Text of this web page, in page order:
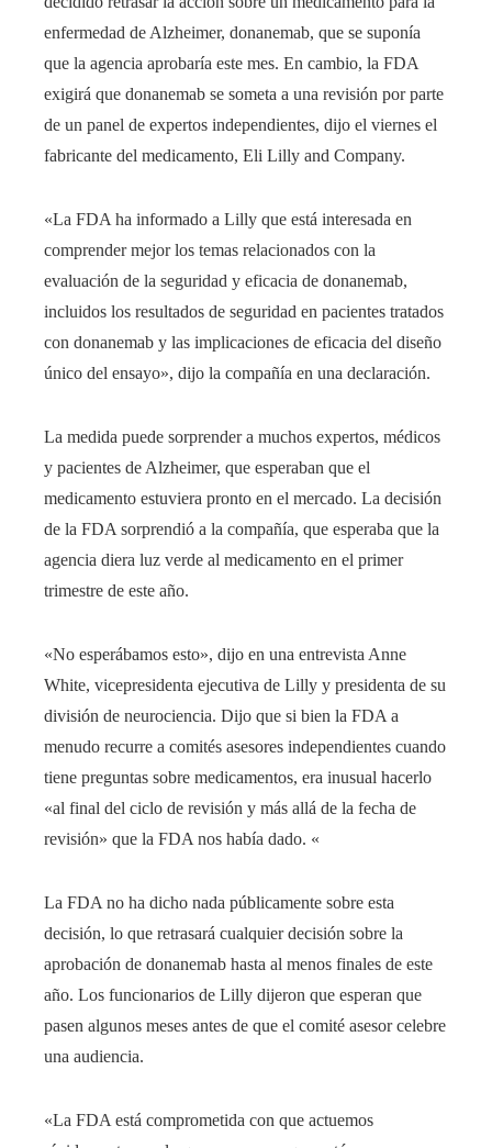
enfermedad de Alzheimer, donanemab, que se suponía
que la agencia aprobaría este mes. En cambio, la FDA
exigirá que donanemab se someta a una revisión por parte
de un panel de expertos independientes, dijo el viernes el
fabricante del medicamento, Eli Lilly and Company.
«La FDA ha informado a Lilly que está interesada en
comprender mejor los temas relacionados con la
evaluación de la seguridad y eficacia de donanemab,
incluidos los resultados de seguridad en pacientes tratados
con donanemab y las implicaciones de eficacia del diseño
único del ensayo», dijo la compañía en una declaración.
La medida puede sorprender a muchos expertos, médicos
y pacientes de Alzheimer, que esperaban que el
medicamento estuviera pronto en el mercado. La decisión
de la FDA sorprendió a la compañía, que esperaba que la
agencia diera luz verde al medicamento en el primer
trimestre de este año.
«No esperábamos esto», dijo en una entrevista Anne
White, vicepresidenta ejecutiva de Lilly y presidenta de su
división de neurociencia. Dijo que si bien la FDA a
menudo recurre a comités asesores independientes cuando
tiene preguntas sobre medicamentos, era inusual hacerlo
«al final del ciclo de revisión y más allá de la fecha de
revisión» que la FDA nos había dado. «
La FDA no ha dicho nada públicamente sobre esta
decisión, lo que retrasará cualquier decisión sobre la
aprobación de donanemab hasta al menos finales de este
año. Los funcionarios de Lilly dijeron que esperan que
pasen algunos meses antes de que el comité asesor celebre
una audiencia.
«La FDA está comprometida con que actuemos